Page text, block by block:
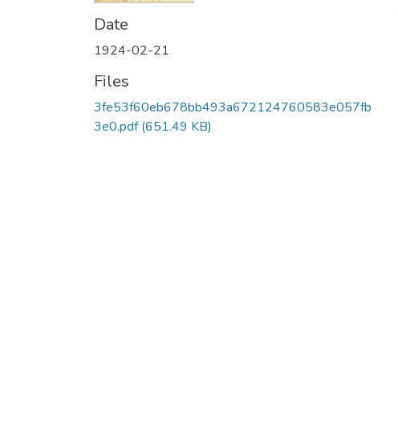
Date
1924-02-21
Files
3fe53f60eb678bb493a672124760583e057fb
3e0.pdf(651.49 KB)